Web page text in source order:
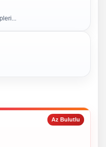
Az Bulutlu